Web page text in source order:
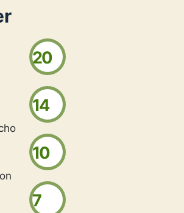
20
14
10
7